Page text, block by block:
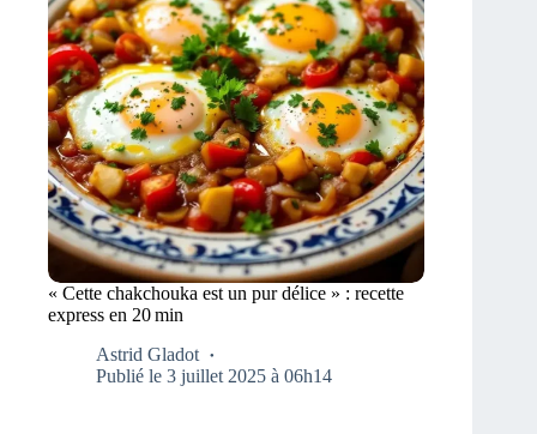
« Cette chakchouka est un pur délice » : recette
express en 20 min
Astrid Gladot
Publié le 3 juillet 2025 à 06h14